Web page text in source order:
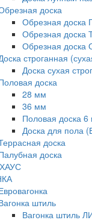
доска
Обрезная доска
Обрезная доска
Обрезная доска
строганная
Доска сухая
доска
28 мм
36 мм
Половая доска 6
Доска для пола
доска
доска
штиль
Вагонка штиль